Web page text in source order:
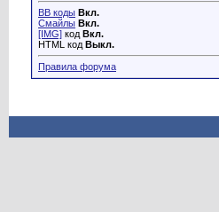
BB коды Вкл.
Смайлы Вкл.
[IMG] код Вкл.
HTML код Выкл.
Правила форума